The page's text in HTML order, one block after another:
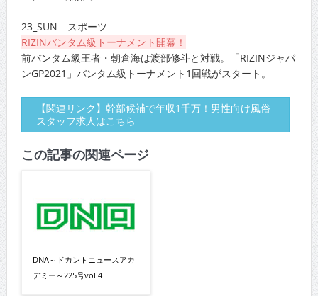
23_SUN スポーツ
RIZINバンタム級トーナメント開幕！
前バンタム級王者・朝倉海は渡部修斗と対戦。「RIZINジャパ
ンGP2021」バンタム級トーナメント1回戦がスタート。
【関連リンク】幹部候補で年収1千万！男性向け風俗
スタッフ求人はこちら
この記事の関連ページ
DNA～ドカントニュースアカ
デミー～225号vol.4